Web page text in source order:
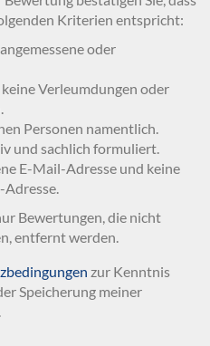
Kriterien entspricht:
oder
Verleumdungen oder
Personen namentlich.
und sachlich formuliert.
E-Mail-Adresse und keine
Bewertungen, die nicht
entfernt werden.
zur Kenntnis
Speicherung meiner